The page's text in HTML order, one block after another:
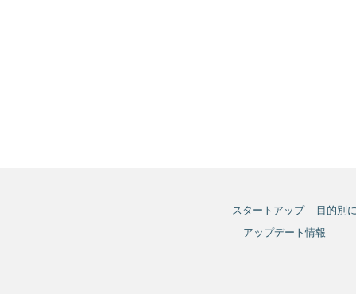
スタートアップ
目的別
アップデート情報